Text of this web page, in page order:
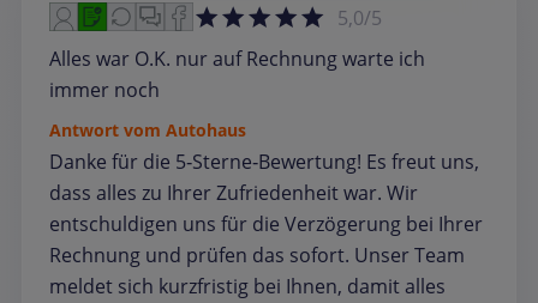
5,0/5
Alles war O.K. nur auf Rechnung warte ich
immer noch
Antwort vom Autohaus
Danke für die 5‑Sterne‑Bewertung! Es freut uns,
dass alles zu Ihrer Zufriedenheit war. Wir
entschuldigen uns für die Verzögerung bei Ihrer
Rechnung und prüfen das sofort. Unser Team
meldet sich kurzfristig bei Ihnen, damit alles